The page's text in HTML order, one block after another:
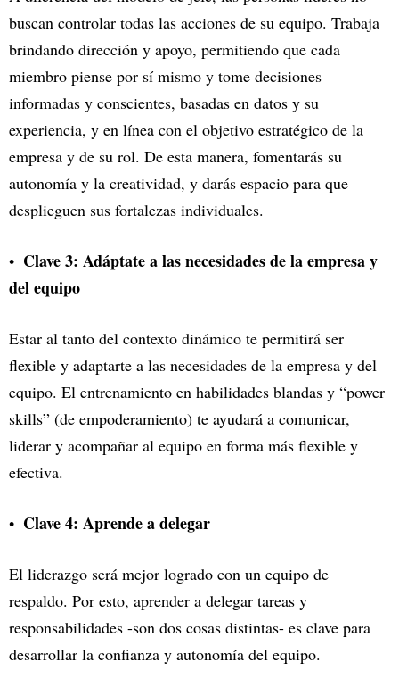
buscan controlar todas las acciones de su equipo. Trabaja
brindando dirección y apoyo, permitiendo que cada
miembro piense por sí mismo y tome decisiones
informadas y conscientes, basadas en datos y su
experiencia, y en línea con el objetivo estratégico de la
empresa y de su rol. De esta manera, fomentarás su
autonomía y la creatividad, y darás espacio para que
desplieguen sus fortalezas individuales.
Clave 3: Adáptate a las necesidades de la empresa y
del equipo
Estar al tanto del contexto dinámico te permitirá ser
flexible y adaptarte a las necesidades de la empresa y del
equipo. El entrenamiento en habilidades blandas y “power
skills” (de empoderamiento) te ayudará a comunicar,
liderar y acompañar al equipo en forma más flexible y
efectiva.
Clave 4: Aprende a delegar
El liderazgo será mejor logrado con un equipo de
respaldo. Por esto, aprender a delegar tareas y
responsabilidades -son dos cosas distintas- es clave para
desarrollar la confianza y autonomía del equipo.